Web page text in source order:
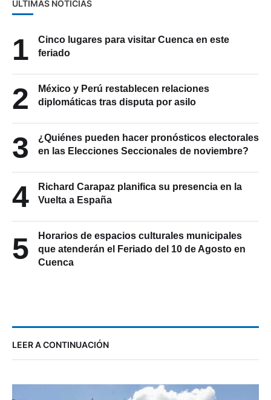
ÚLTIMAS NOTICIAS
1
Cinco lugares para visitar Cuenca en este
feriado
2
México y Perú restablecen relaciones
diplomáticas tras disputa por asilo
3
¿Quiénes pueden hacer pronósticos electorales
en las Elecciones Seccionales de noviembre?
4
Richard Carapaz planifica su presencia en la
Vuelta a España
5
Horarios de espacios culturales municipales
que atenderán el Feriado del 10 de Agosto en
Cuenca
LEER A CONTINUACIÓN